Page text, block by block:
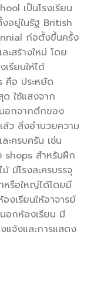
เป็นโรงเรียน
อยู่ในรัฐ British
ก่อตั้งขึ้นครั้ง
ะสร้างใหม่ โดย
รียนให้ได้
คือ ประหยัด
ใช้แสงจาก
อกจากตึกของ
ล้ว สิ่งอำนวยความ
ะครบครัน เช่น
shops สำหรับฝึก
มีโรงละครบรรจุ
หรือใหญ่ได้โดยมี
งเรียนให้อาจารย์
นอกห้องเรียน มี
แจ้งและการแสดง